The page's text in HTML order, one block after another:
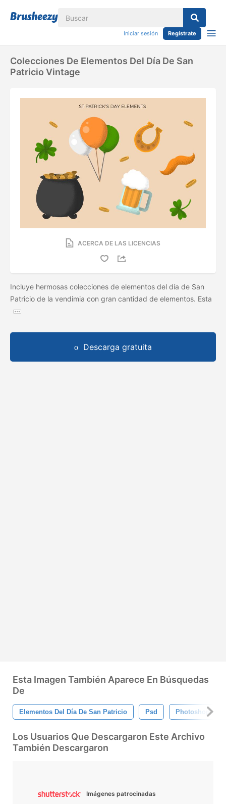
Iniciar sesión Regístrate
Colecciones De Elementos Del Día De San
Patricio Vintage
ACERCA DE LAS LICENCIAS
Incluye hermosas colecciones de elementos del día de San
Patricio de la vendimia con gran cantidad de elementos. Esta
Descarga gratuita
Esta Imagen También Aparece En Búsquedas
De
Elementos Del Día De San Patricio Psd Photoshop
Los Usuarios Que Descargaron Este Archivo
También Descargaron
Imágenes patrocinadas